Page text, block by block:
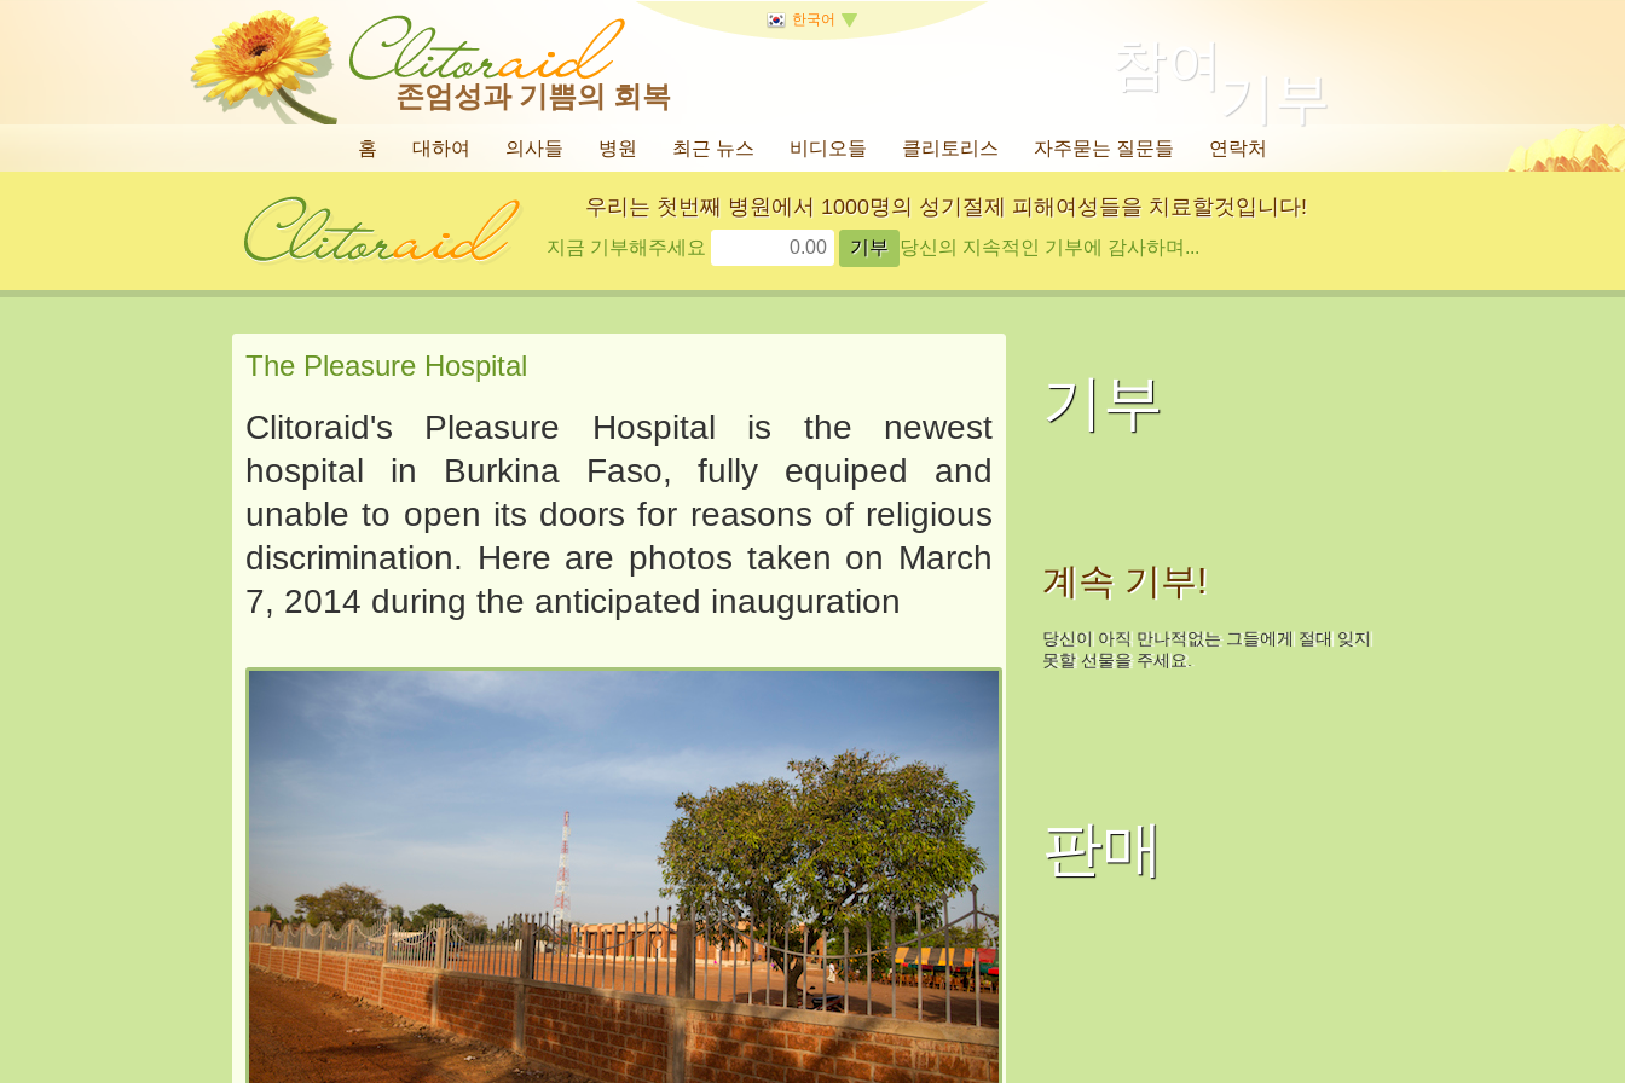
한국어
존엄성과 기쁨의 회복 참여기부
홈 대하여 의사들 병원 최근 뉴스 비디오들 클리토리스 자주묻는 질문들 연락처
우리는 첫번째 병원에서 1000명의 성기절제 피해여성들을 치료할것입니다!
지금 기부해주세요 당신의 지속적인 기부에 감사하며...
The Pleasure Hospital
Clitoraid's Pleasure Hospital is the newest
hospital in Burkina Faso, fully equiped and
unable to open its doors for reasons of religious
discrimination. Here are photos taken on March
7, 2014 during the anticipated inauguration
기부
계속 기부!
당신이 아직 만나적없는 그들에게 절대 잊지
못할 선물을 주세요.
판매